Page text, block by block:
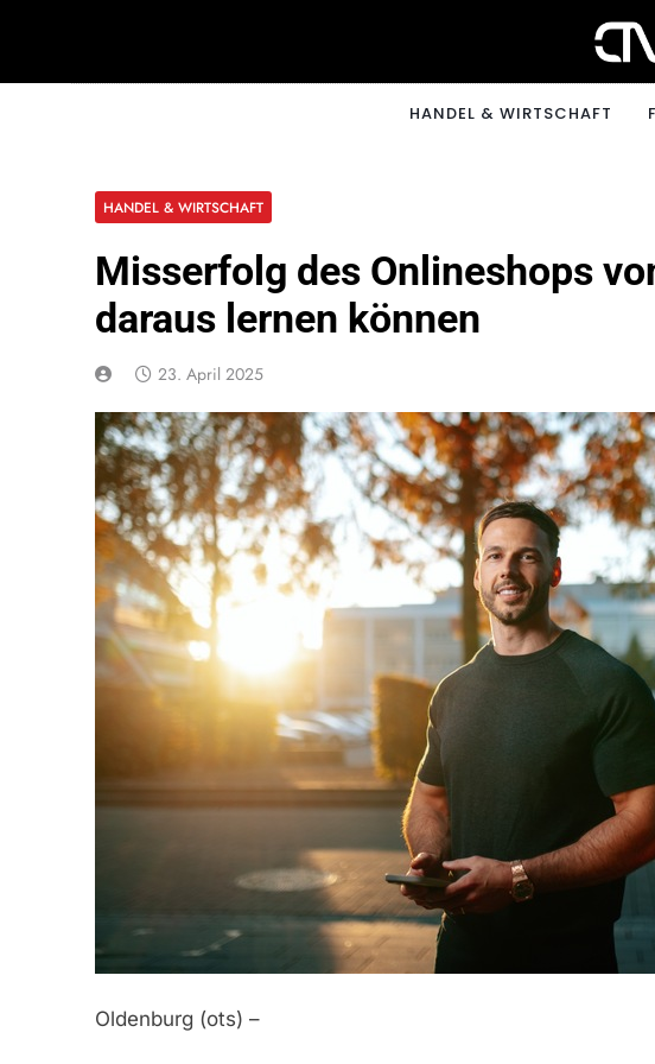
HANDEL & WIRTSCHAFT
HANDEL & WIRTSCHAFT
Misserfolg des Onlineshops
daraus lernen können
23. April 2025
Oldenburg (ots) –